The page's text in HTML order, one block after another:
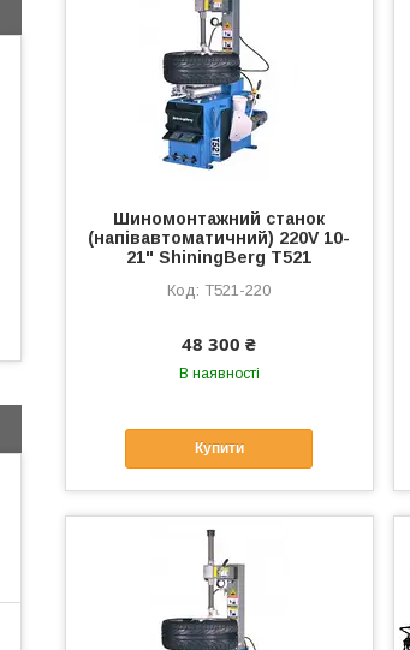
Шиномонтажний станок
(напівавтоматичний) 220V 10-
21" ShiningBerg T521
T521-220
48 300 ₴
В наявності
Купити